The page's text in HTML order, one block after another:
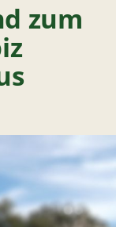
zum